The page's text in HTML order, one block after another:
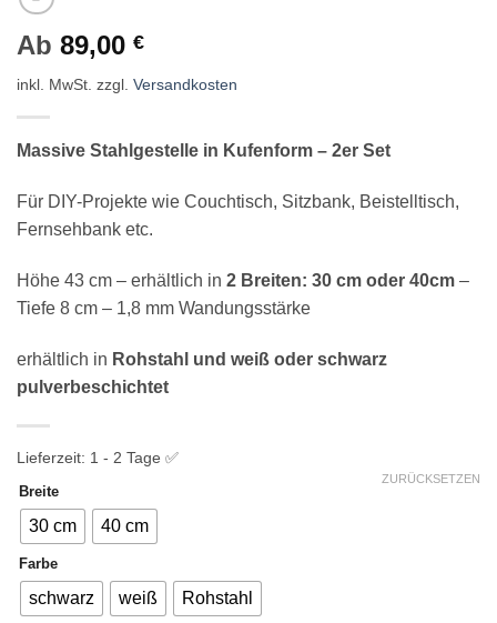
Ab 89,00 €
inkl. MwSt. zzgl. Versandkosten
Massive Stahlgestelle in Kufenform – 2er Set
Für DIY-Projekte wie Couchtisch, Sitzbank, Beistelltisch,
Fernsehbank etc.
Höhe 43 cm – erhältlich in 2 Breiten: 30 cm oder 40cm –
Tiefe 8 cm – 1,8 mm Wandungsstärke
erhältlich in Rohstahl und weiß oder schwarz
pulverbeschichtet
Lieferzeit: 1 - 2 Tage ✅
Breite
30 cm 40 cm
Farbe
schwarz weiß Rohstahl
ZURÜCKSETZEN